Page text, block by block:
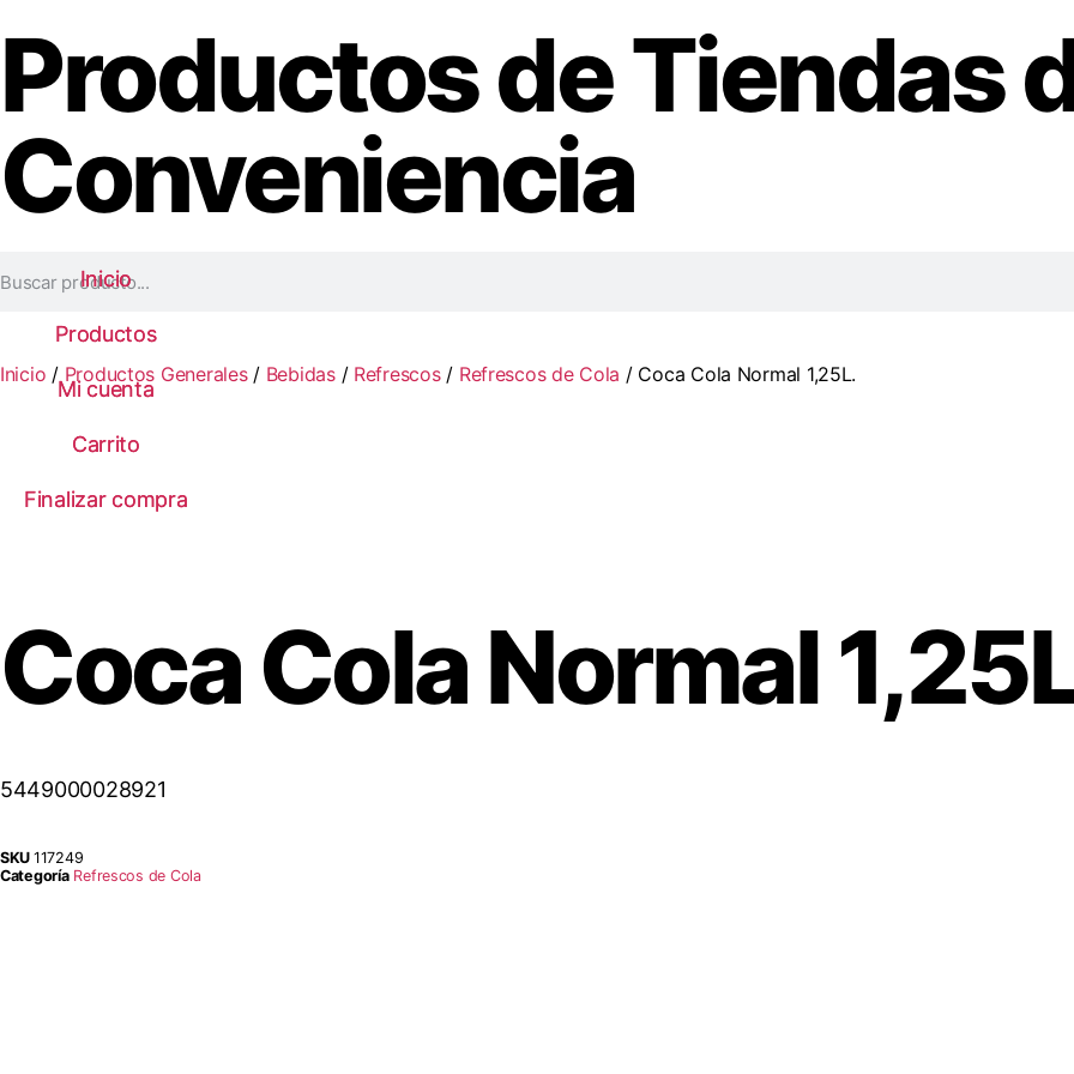
Productos de Tiendas
Conveniencia
Inicio
Productos
Mi cuenta
Carrito
Finalizar compra
Inicio
Productos
Mi cuenta
Carrito
Finalizar compra
Inicio / Productos Generales/ Bebidas/ Refrescos/ Refrescos de Cola / Coca Cola Normal 1,25L.
Coca Cola Normal
5449000028921
SKU 117249
Categoría Refrescos de Cola